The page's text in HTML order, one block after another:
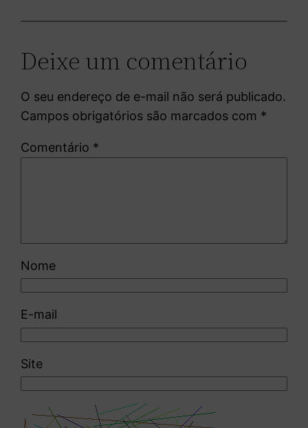
Deixe um comentário
O seu endereço de e-mail não será publicado.
Campos obrigatórios são marcados com *
Comentário *
Nome
E-mail
Site